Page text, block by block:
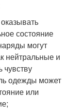
состояние
могут
нейтральные и
чувству
одежды может
или